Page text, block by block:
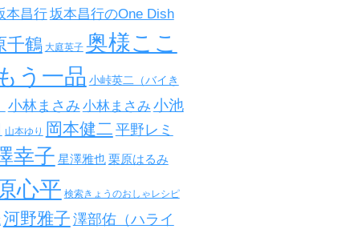
本昌行坂本昌行のOne Dish
千鶴 大庭英子 奥様ここ
う一品 小峠英二（バイき
小林まさみ 小林まさみ 小池
山本ゆり 岡本健二 平野レミ
幸子 星澤雅也 栗原はるみ
心平 検索きょうのおしゃレシピ
河野雅子 澤部佑（ハライ